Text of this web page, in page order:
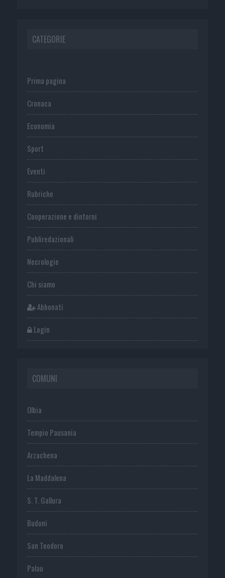
CATEGORIE
Prima pagina
Cronaca
Economia
Sport
Eventi
Rubriche
Cooperazione e dintorni
Publiredazionali
Necrologie
Chi siamo
Abbonati
Login
COMUNI
Olbia
Tempio Pausania
Arzachena
La Maddalena
S. T. Gallura
Budoni
San Teodoro
Palau